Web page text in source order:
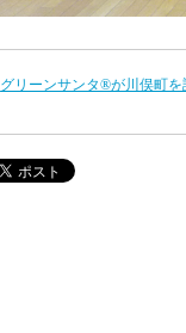
グリーンサンタ®が川俣町